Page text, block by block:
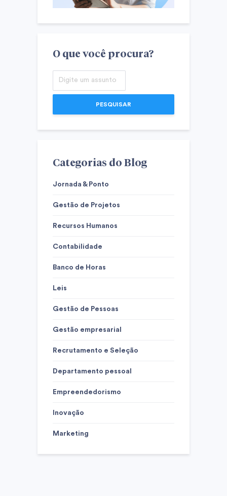
O que você procura?
PESQUISAR
Categorias do Blog
Jornada & Ponto
Gestão de Projetos
Recursos Humanos
Contabilidade
Banco de Horas
Leis
Gestão de Pessoas
Gestão empresarial
Recrutamento e Seleção
Departamento pessoal
Empreendedorismo
Inovação
Marketing